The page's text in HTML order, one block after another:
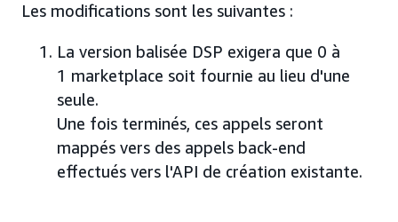
Les modifications sont les suivantes :
La version balisée DSP exigera que 0 à
1 marketplace soit fournie au lieu d'une
seule.
Une fois terminés, ces appels seront
mappés vers des appels back-end
effectués vers l'API de création existante.